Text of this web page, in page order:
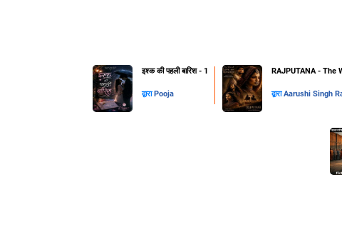
इश्क की पहली बारिश - 1
द्वारा Pooja
RAJPUTANA - The
द्वाराAarushi Singh